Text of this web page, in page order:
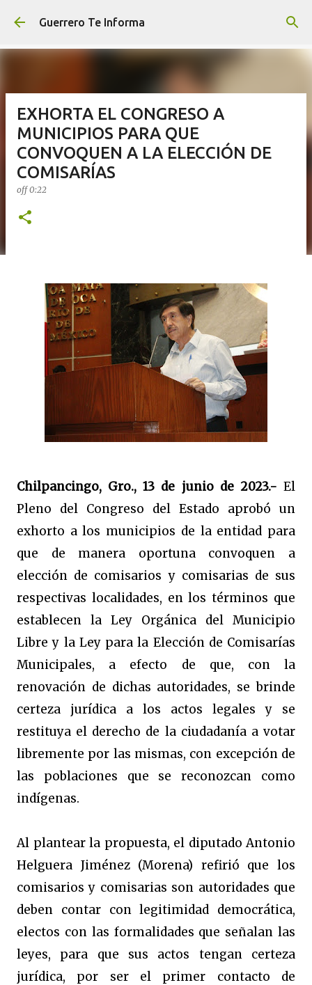
Ir al contenido principal
Guerrero Te Informa
EXHORTA EL CONGRESO A
MUNICIPIOS PARA QUE
CONVOQUEN A LA ELECCIÓN DE
COMISARÍAS
off0:22
Chilpancingo, Gro., 13 de junio de 2023.- El
Pleno del Congreso del Estado aprobó un
exhorto a los municipios de la entidad para
que de manera oportuna convoquen a
elección de comisarios y comisarias de sus
respectivas localidades, en los términos que
establecen la Ley Orgánica del Municipio
Libre y la Ley para la Elección de Comisarías
Municipales, a efecto de que, con la
renovación de dichas autoridades, se brinde
certeza jurídica a los actos legales y se
restituya el derecho de la ciudadanía a votar
libremente por las mismas, con excepción de
las poblaciones que se reconozcan como
indígenas.
Al plantear la propuesta, el diputado Antonio
Helguera Jiménez (Morena) refirió que los
comisarios y comisarias son autoridades que
deben contar con legitimidad democrática,
electos con las formalidades que señalan las
leyes, para que sus actos tengan certeza
jurídica, por ser el primer contacto de